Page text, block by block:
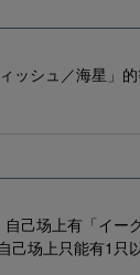
シュ／海星」的
己场上有「イー
场上只能有1只